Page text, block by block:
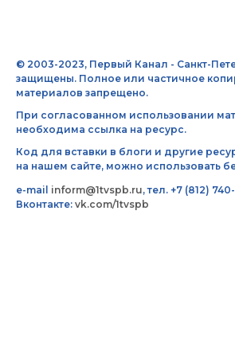
© 2003-2023, Первый Канал - Санкт-
защищены. Полное или частичное
материалов запрещено.
При согласованном использовании
необходима ссылка на ресурс.
Код для вставки в блоги и другие
на нашем сайте, можно использовать
e-mail inform@1tvspb.ru, тел. +7 (812)
Вконтакте: vk.com/1tvspb